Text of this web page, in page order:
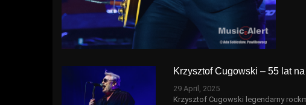
Krzysztof Cugowski – 55 lat
29 April, 2025
Krzysztof Cugowski legendarny